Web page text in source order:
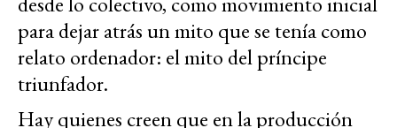
para dejar atrás un mito que se tenía como
relato ordenador: el mito del príncipe
triunfador.
Hay quienes creen que en la producción